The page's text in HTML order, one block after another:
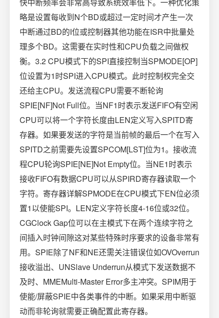
略是设置每收到N个BD或超过一定时间才产生一次
中断通过BD的I位或控制器其他功能在ISR中批量处
理多个BD。这需要在实时性和CPU负载之间做权
衡。3.2 CPU模式下的SPI直接控制当SPMODE[OP]
位设置为1时SPI进入CPU模式。此时控制权完全交
还给主CPU。发送流程CPU需要不断轮询
SPIE[NF]Not Full位。当NF1时表示发送FIFO有空闲
CPU可以将一个字符长度由LEN定义写入SPITD寄
存器。如果要发送的字符是当前帧的最后一个在写入
SPITD之前需要先设置SPCOM[LST]位为1。接收流
程CPU轮询SPIE[NE]Not Empty位。当NE1时表示
接收FIFO有数据CPU可以从SPIRD寄存器读取一个
字符。寄存器详解SPMODE在CPU模式下EN位必须
置1以使能SPI。LEN定义字符长度4-16位或32位。
CGClock Gap位可以在主模式下在两个连续字符之
间插入时钟间隙这对某些特殊时序要求的设备非常有
用。SPIE除了NF和NE还需关注错误位如OVOverrun
接收溢出、UNSlave Underrun从模式下发送数据不
及时、MMEMulti-Master Error多主冲突。SPIM用于
使能/屏蔽SPIE中各类事件的中断。如果采用中断驱
动而非轮询就需要正确配置此寄存器。